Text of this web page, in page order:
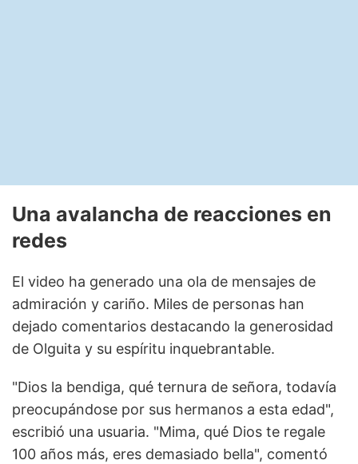
Una avalancha de reacciones en
redes
El video ha generado una ola de mensajes de
admiración y cariño. Miles de personas han
dejado comentarios destacando la generosidad
de Olguita y su espíritu inquebrantable.
"Dios la bendiga, qué ternura de señora, todavía
preocupándose por sus hermanos a esta edad",
escribió una usuaria. "Mima, qué Dios te regale
100 años más, eres demasiado bella", comentó